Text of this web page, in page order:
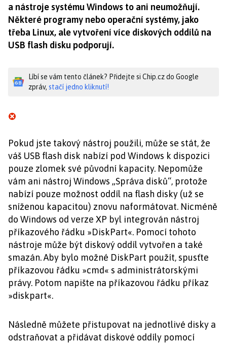
a nástroje systému Windows to ani neumožňují.
Některé programy nebo operační systémy, jako
třeba Linux, ale vytvoření více diskových oddílů na
USB flash disku podporují.
Líbí se vám tento článek? Přidejte si Chip.cz do Google
zpráv, stačí jedno kliknutí!
Pokud jste takový nástroj použili, může se stát, že
váš USB flash disk nabízí pod Windows k dispozici
pouze zlomek své původní kapacity. Nepomůže
vám ani nástroj Windows „Správa disků“, protože
nabízí pouze možnost oddíl na flash disky (už se
sníženou kapacitou) znovu naformátovat. Nicméně
do Windows od verze XP byl integrován nástroj
příkazového řádku »DiskPart«. Pomocí tohoto
nástroje může být diskový oddíl vytvořen a také
smazán. Aby bylo možné DiskPart použít, spusťte
příkazovou řádku »cmd« s administrátorskými
právy. Potom napište na příkazovou řádku příkaz
»diskpart«.
Následně můžete přistupovat na jednotlivé disky a
odstraňovat a přidávat diskové oddíly pomocí